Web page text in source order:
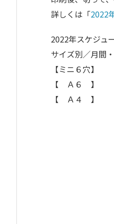
詳しくは「2022
2022年スケジュ
サイズ別／月間
【ミニ６穴】
【 Ａ６ 】
【 Ａ４ 】